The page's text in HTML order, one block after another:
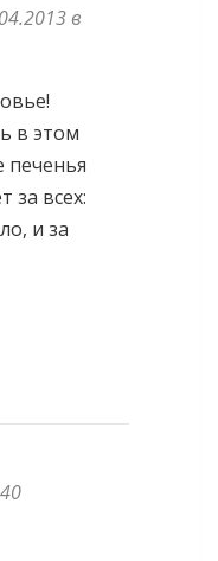
в
в этом
печенья
за всех:
и за